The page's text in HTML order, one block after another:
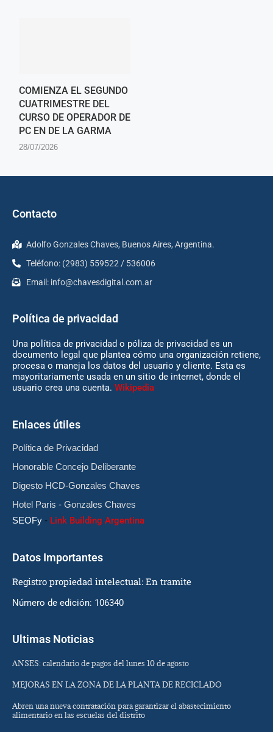
COMIENZA EL SEGUNDO
CUATRIMESTRE DEL
CURSO DE OPERADOR DE
PC EN DE LA GARMA
28/07/2026
Contacto
Adolfo Gonzales Chaves, Buenos Aires, Argentina.
Teléfono: (2983) 559522 / 536006
Email: info@chavesdigital.com.ar
Política de privacidad
Una política de privacidad o póliza de privacidad es un
documento legal que plantea cómo una organización retiene,
procesa o maneja los datos del usuario y cliente. Esta es
mayoritariamente usada en un sitio de internet, donde el
usuario crea una cuenta. Wikipedia
Enlaces útiles
Política de Privacidad
Honorable Concejo Deliberante
Digesto HCD-Gonzales Chaves
Hotel Paris - Gonzales Chaves
SEOFy - Link Building Argentina
Datos Importantes
Registro propiedad intelectual: En tramite
Número de edición: 106340
Ultimas Noticias
ANSES: calendario de pagos del lunes 10 de agosto
MEJORAS EN LA ZONA DE LA PLANTA DE RECICLADO
Abren una nueva contratación para garantizar el abastecimiento
alimentario en las escuelas del distrito